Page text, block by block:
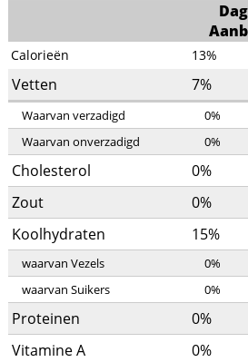
Calorieën 13%
Vetten 7%
Waarvan verzadigd 0%
Waarvan onverzadigd
0%
Cholesterol 0%
Zout
0%
Koolhydraten
15%
waarvan Vezels 0%
waarvan Suikers
0%
Proteinen 0%
Vitamine A
0%